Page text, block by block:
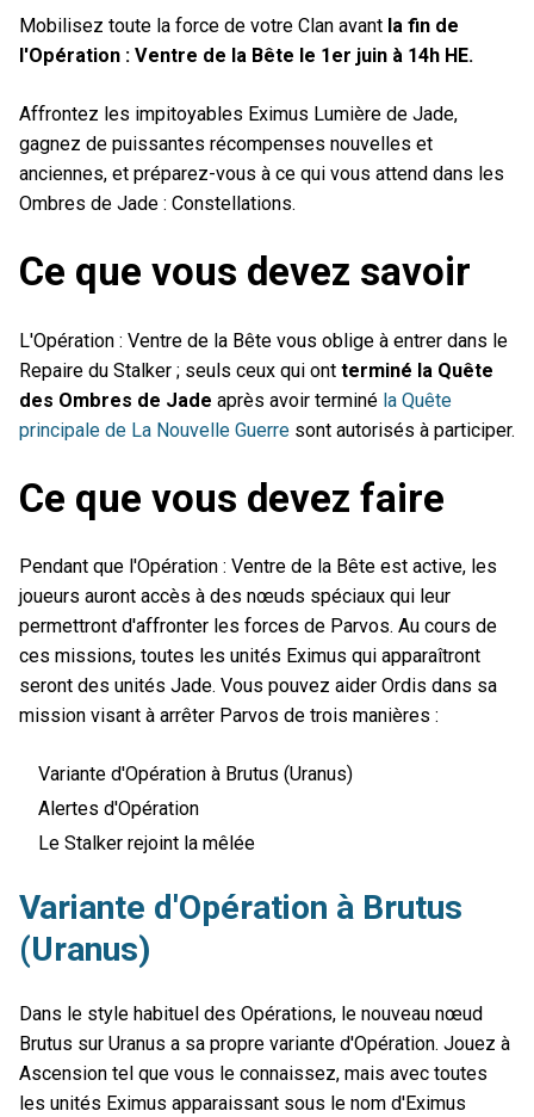
Mobilisez toute la force de votre Clan avant la fin de
l'Opération : Ventre de la Bête le 1er juin à 14h HE.
Affrontez les impitoyables Eximus Lumière de Jade,
gagnez de puissantes récompenses nouvelles et
anciennes, et préparez-vous à ce qui vous attend dans les
Ombres de Jade : Constellations.
Ce que vous devez savoir
L'Opération : Ventre de la Bête vous oblige à entrer dans le
Repaire du Stalker ; seuls ceux qui ont terminé la Quête
des Ombres de Jade après avoir terminé la Quête
principale de La Nouvelle Guerre sont autorisés à participer.
Ce que vous devez faire
Pendant que l'Opération : Ventre de la Bête est active, les
joueurs auront accès à des nœuds spéciaux qui leur
permettront d'affronter les forces de Parvos. Au cours de
ces missions, toutes les unités Eximus qui apparaîtront
seront des unités Jade. Vous pouvez aider Ordis dans sa
mission visant à arrêter Parvos de trois manières :
Variante d'Opération à Brutus (Uranus)
Alertes d'Opération
Le Stalker rejoint la mêlée
Variante d'Opération à Brutus
(Uranus)
Dans le style habituel des Opérations, le nouveau nœud
Brutus sur Uranus a sa propre variante d'Opération. Jouez à
Ascension tel que vous le connaissez, mais avec toutes
les unités Eximus apparaissant sous le nom d'Eximus